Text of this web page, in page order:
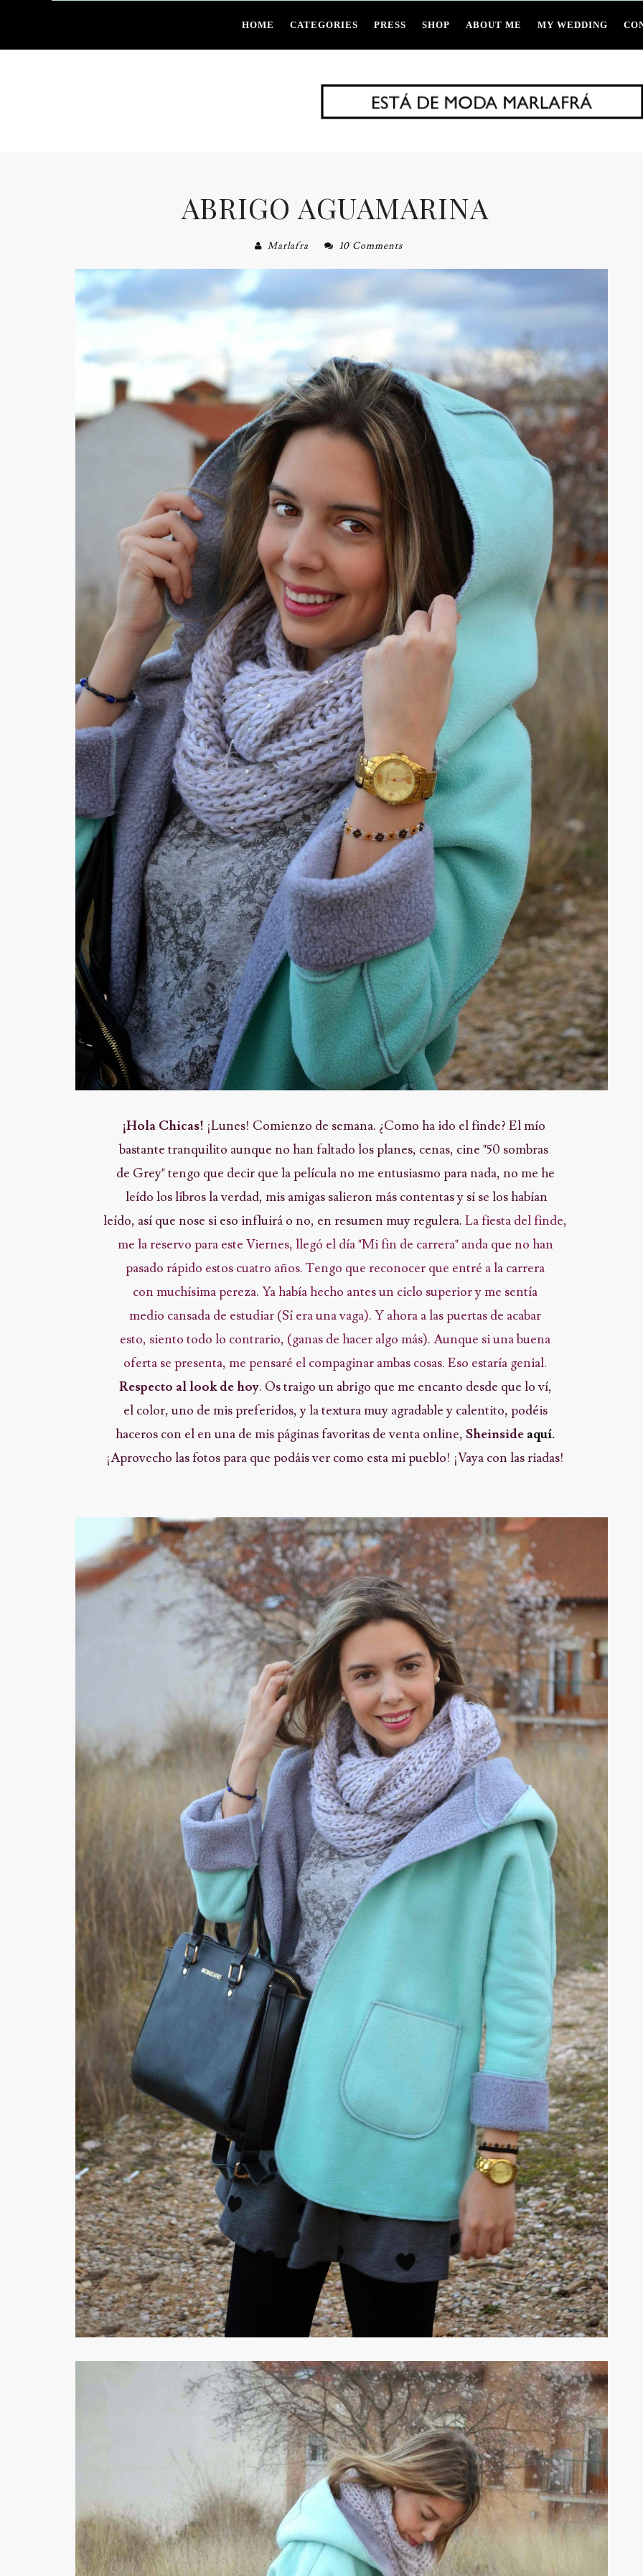
HOME CATEGORIES PRESS SHOP ABOUT ME MY WEDDING
ABRIGO AGUAMARINA
Marlafra 10 Comments
¡Hola Chicas! ¡Lunes! Comienzo de semana. ¿Como ha ido el finde? El mío
bastante tranquilito aunque no han faltado los planes, cenas, cine "50 sombras
de Grey" tengo que decir que la película no me entusiasmo para nada, no me he
leído los libros la verdad, mis amigas salieron más contentas y sí se los habían
leído, así que nose si eso influirá o no, en resumen muy regulera. La fiesta del finde,
me la reservo para este Viernes, llegó el día "Mi fin de carrera" anda que no han
pasado rápido estos cuatro años. Tengo que reconocer que entré a la carrera
con muchísima pereza. Ya había hecho antes un ciclo superior y me sentía
medio cansada de estudiar (Sí era una vaga). Y ahora a las puertas de acabar
esto, siento todo lo contrario, (ganas de hacer algo más). Aunque si una buena
oferta se presenta, me pensaré el compaginar ambas cosas. Eso estaría genial.
Respecto al look de hoy. Os traigo un abrigo que me encanto desde que lo ví,
el color, uno de mis preferidos, y la textura muy agradable y calentito, podéis
haceros con el en una de mis páginas favoritas de venta online, Sheinside aquí.
¡Aprovecho las fotos para que podáis ver como esta mi pueblo! ¡Vaya con las riadas!